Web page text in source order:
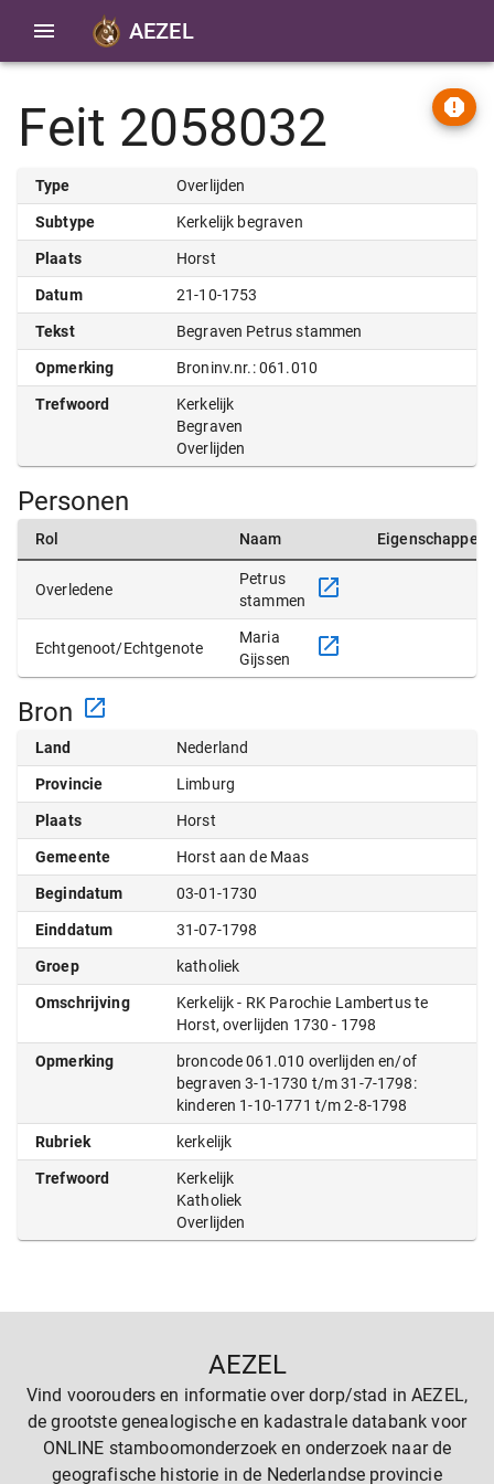
AEZEL
Feit 2058032
Type Overlijden
Subtype Kerkelijk begraven
Plaats Horst
Datum 21-10-1753
Tekst Begraven Petrus stammen
Opmerking Broninv.nr.: 061.010
Trefwoord
Kerkelijk
Begraven
Overlijden
Personen
Rol Naam Eigenschappen
Overledene
Petrus
stammen
Echtgenoot/Echtgenote
Maria
Gijssen
Bron
Land Nederland
Provincie Limburg
Plaats Horst
Gemeente Horst aan de Maas
Begindatum 03-01-1730
Einddatum 31-07-1798
Groep katholiek
Omschrijving
Kerkelijk - RK Parochie Lambertus te
Horst, overlijden 1730 - 1798
Opmerking
broncode 061.010 overlijden en/of
begraven 3-1-1730 t/m 31-7-1798:
kinderen 1-10-1771 t/m 2-8-1798
Rubriek kerkelijk
Trefwoord
Kerkelijk
Katholiek
Overlijden
AEZEL
Vind voorouders en informatie over dorp/stad in AEZEL,
de grootste genealogische en kadastrale databank voor
ONLINE stamboomonderzoek en onderzoek naar de
geografische historie in de Nederlandse provincie